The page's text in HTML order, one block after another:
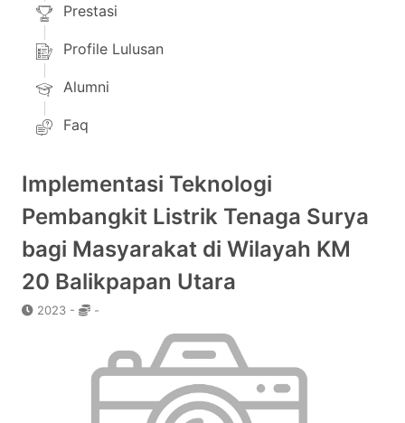
Prestasi
Profile Lulusan
Alumni
Faq
Implementasi Teknologi
Pembangkit Listrik Tenaga Surya
bagi Masyarakat di Wilayah KM
20 Balikpapan Utara
2023 - -